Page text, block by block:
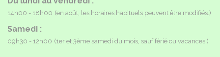
14h00 - 18h00 (en août, les horaires habituels peuvent être modifiés.)
Samedi :
09h30 - 12h00 (1er et 3ème samedi du mois, sauf férié ou vacances.)